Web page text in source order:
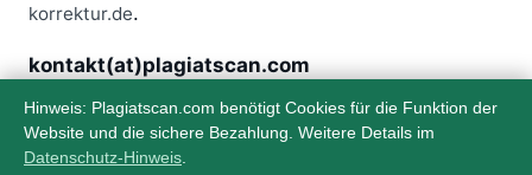
korrektur.de.
kontakt(at)plagiatscan.com
Über
Hinweis: Plagiatscan.com benötigt Cookies für die Funktion der
Website und die sichere Bezahlung. Weitere Details im
Datenschutz-Hinweis